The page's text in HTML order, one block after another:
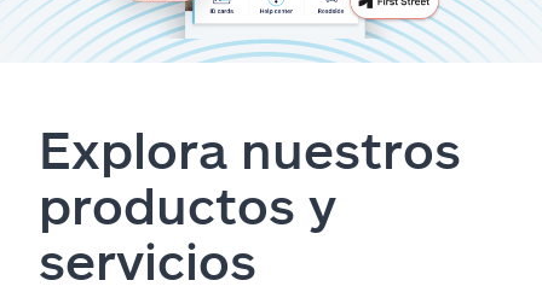
Explora nuestros
productos y
servicios